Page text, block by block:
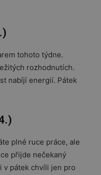
tohoto týdne.
rozhodnutích.
nabíjí energií. Pátek
plné ruce práce, ale
přijde nečekaný
v pátek chvíli jen pro